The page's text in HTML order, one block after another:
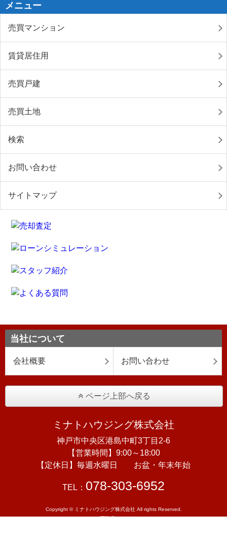
メニュー
売買マンション
賃貸居住用
売買戸建
売買土地
検索
お問い合わせ
サイトマップ
当社について
会社概要 お問い合わせ
ページ上部へ戻る
ミナトハウジング株式会社
神戸市中央区港島中町3丁目2-6
【営業時間】9:00～18:00
【定休日】毎週水曜日 お盆・年末年始
TEL： 078-303-6952
Copyright © ミナトハウジング株式会社 All rights Reserved.
powered by 不動産クラウドオフィス